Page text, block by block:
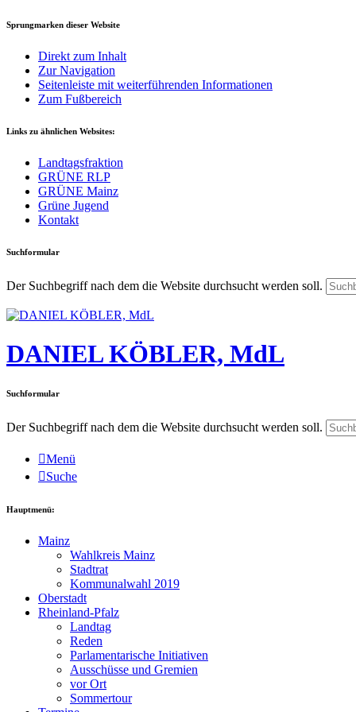
Sprungmarken dieser Website
Direkt zum Inhalt
Zur Navigation
Seitenleiste mit weiterführenden Informationen
Zum Fußbereich
Links zu ähnlichen Websites:
Landtagsfraktion
GRÜNE RLP
GRÜNE Mainz
Grüne Jugend
Kontakt
Suchformular
Der Suchbegriff nach dem die Website durchsucht werden soll.
DANIEL KÖBLER, MdL
Suchformular
Der Suchbegriff nach dem die Website durchsucht werden soll.
Menü
Suche
Hauptmenü:
Mainz
Wahlkreis Mainz
Stadtrat
Kommunalwahl 2019
Oberstadt
Rheinland-Pfalz
Landtag
Reden
Parlamentarische Initiativen
Ausschüsse und Gremien
vor Ort
Sommertour